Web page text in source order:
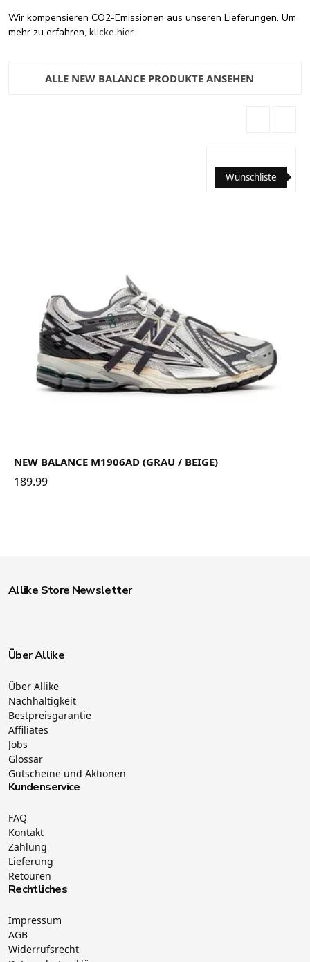
Wir kompensieren CO2-Emissionen aus unseren Lieferungen. Um
mehr zu erfahren, klicke hier.
ALLE NEW BALANCE PRODUKTE ANSEHEN
Wunschliste
NEW BALANCE M1906AD (GRAU / BEIGE)
189.99
Allike Store Newsletter
Über Allike
Über Allike
Nachhaltigkeit
Bestpreisgarantie
Affiliates
Jobs
Glossar
Gutscheine und Aktionen
Kundenservice
FAQ
Kontakt
Zahlung
Lieferung
Retouren
Rechtliches
Impressum
AGB
Widerrufsrecht